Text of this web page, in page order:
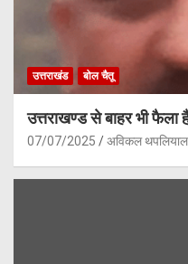
उत्तराखंड बोल चैतू
उत्तराखण्ड से बाहर भी फैला
07/07/2025 अविकल थपलियाल